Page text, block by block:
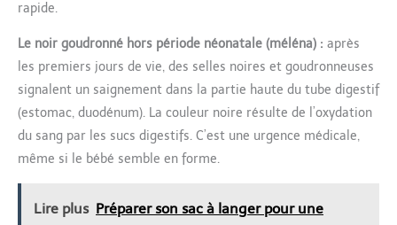
rapide.
Le noir goudronné hors période néonatale (méléna) : après
les premiers jours de vie, des selles noires et goudronneuses
signalent un saignement dans la partie haute du tube digestif
(estomac, duodénum). La couleur noire résulte de l’oxydation
du sang par les sucs digestifs. C’est une urgence médicale,
même si le bébé semble en forme.
Lire plus Préparer son sac à langer pour une